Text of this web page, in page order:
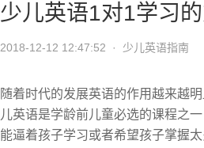
少儿英语1对1学习
2018-12-12 12:47:52 · 少儿英语指南
随着时代的发展英语的作用越来越
儿英语是学龄前儿童必选的课程之
能逼着孩子学习或者希望孩子掌握